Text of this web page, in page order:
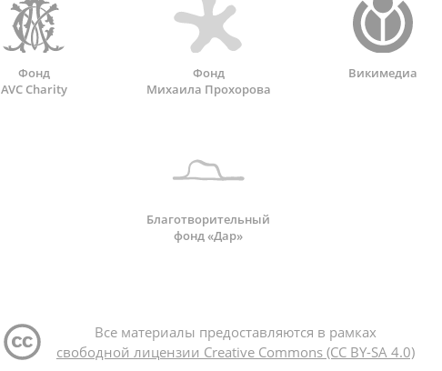
Фонд
AVC Charity
Фонд
Михаила Прохорова
Викимедиа
Благотворительный
фонд «Дар»
Все материалы предоставляются в рамках
свободной лицензии Creative Commons (CC BY-SA 4.0)